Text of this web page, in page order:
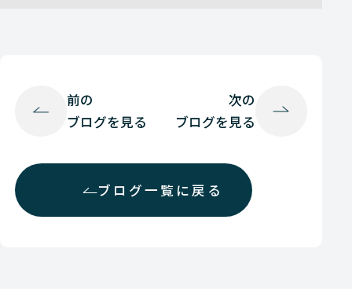
前の
ブログを見る
ブログ一覧に戻る
次の
ブログを見る